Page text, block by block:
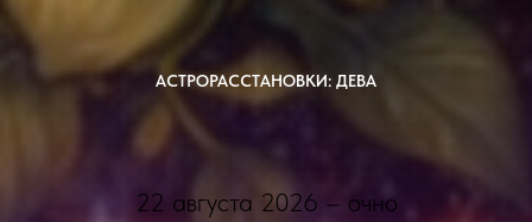
АСТРОРАССТАНОВКИ: ДЕВА
22 августа 2026 – очно